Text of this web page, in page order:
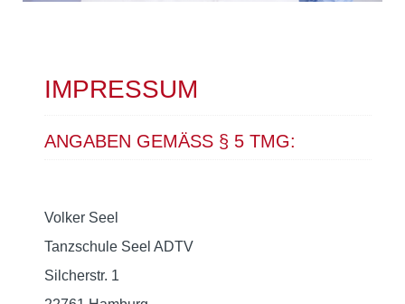
IMPRESSUM
ANGABEN GEMÄSS § 5 TMG:
Volker Seel
Tanzschule Seel ADTV
Silcherstr. 1